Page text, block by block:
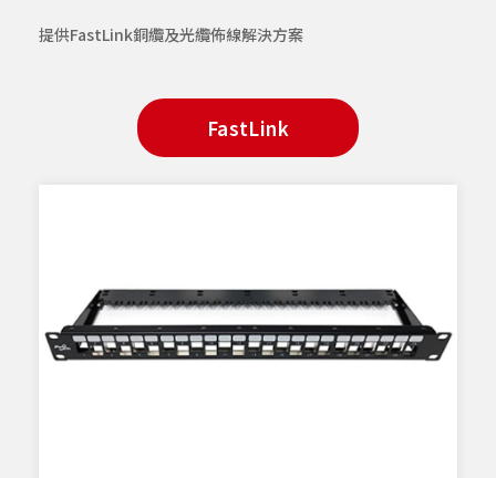
提供FastLink銅纜及光纜佈線解決方案
FastLink